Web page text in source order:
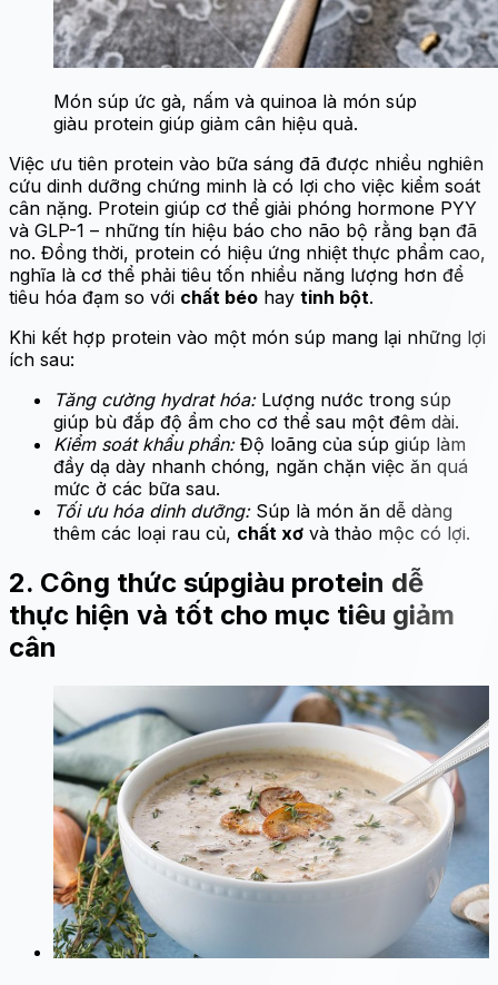
Món súp ức gà, nấm và quinoa là món súp
giàu protein giúp giảm cân hiệu quả.
Việc ưu tiên protein vào bữa sáng đã được nhiều nghiên
cứu dinh dưỡng chứng minh là có lợi cho việc kiểm soát
cân nặng. Protein giúp cơ thể giải phóng hormone PYY
và GLP-1 – những tín hiệu báo cho não bộ rằng bạn đã
no. Đồng thời, protein có hiệu ứng nhiệt thực phẩm cao,
nghĩa là cơ thể phải tiêu tốn nhiều năng lượng hơn để
tiêu hóa đạm so với chất béo hay tinh bột.
Khi kết hợp protein vào một món súp mang lại những lợi
ích sau:
Tăng cường hydrat hóa:Lượng nước trong súp
giúp bù đắp độ ẩm cho cơ thể sau một đêm dài.
Kiểm soát khẩu phần:Độ loãng của súp giúp làm
đầy dạ dày nhanh chóng, ngăn chặn việc ăn quá
mức ở các bữa sau.
Tối ưu hóa dinh dưỡng: Súp là món ăn dễ dàng
thêm các loại rau củ, chất xơ và thảo mộc có lợi.
2. Công thức súpgiàu protein dễ
thực hiện và tốt cho mục tiêu giảm
cân